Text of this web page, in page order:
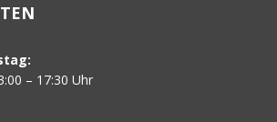
– 17:30 Uhr